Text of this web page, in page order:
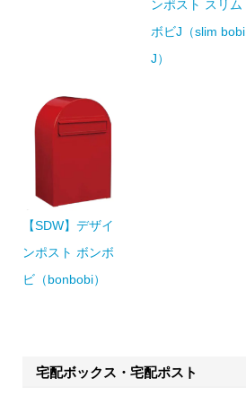
ンポスト スリム
ボビJ（slim bobi
J）
【SDW】デザイ
ンポスト ボンボ
ビ（bonbobi）
宅配ボックス・宅配ポスト